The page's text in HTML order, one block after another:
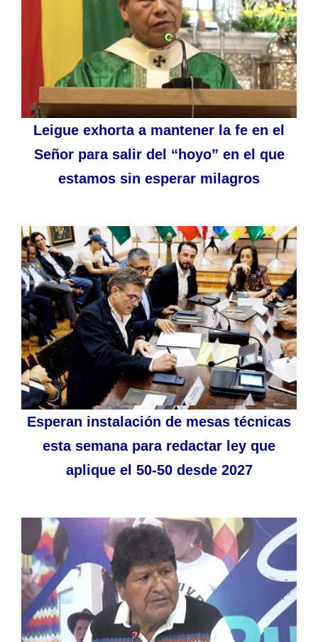
Leigue exhorta a mantener la fe en el
Señor para salir del “hoyo” en el que
estamos sin esperar milagros
Esperan instalación de mesas técnicas
esta semana para redactar ley que
aplique el 50-50 desde 2027